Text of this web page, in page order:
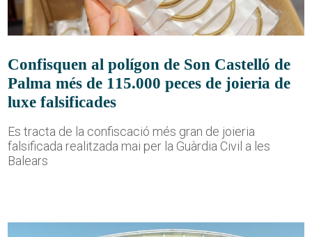
Confisquen al polígon de Son Castelló de
Palma més de 115.000 peces de joieria de
luxe falsificades
Es tracta de la confiscació més gran de joieria
falsificada realitzada mai per la Guàrdia Civil a les
Balears